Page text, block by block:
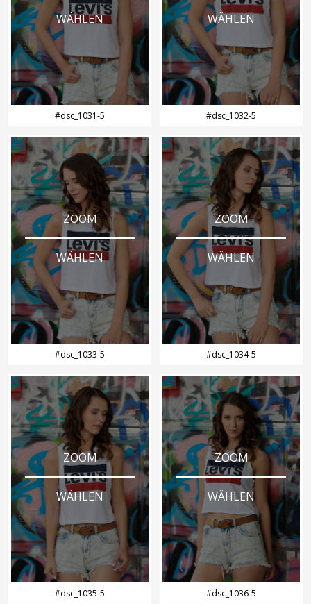
WÄHLEN
#dsc_1031-5
WÄHLEN
#dsc_1032-5
ZOOM
WÄHLEN
#dsc_1033-5
ZOOM
WÄHLEN
#dsc_1034-5
ZOOM
WÄHLEN
#dsc_1035-5
ZOOM
WÄHLEN
#dsc_1036-5